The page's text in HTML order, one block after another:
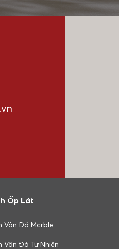
Ốp Lát
Vân Đá Marble
Vân Đá Tự Nhiên